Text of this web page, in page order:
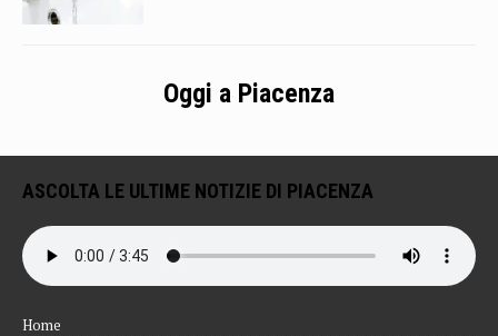
Oggi a Piacenza
ASCOLTA LE ULTIME NOTIZIE DI PIACENZA
Home